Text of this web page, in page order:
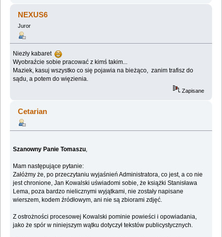
NEXUS6
Juror
Niezły kabaret
Wyobraźcie sobie pracować z kimś takim...
Maziek, kasuj wszystko co się pojawia na bieżąco, zanim trafisz do
sądu, a potem do więzienia.
Zapisane
Cetarian
Szanowny Panie Tomaszu,
Mam następujące pytanie:
Załóżmy że, po przeczytaniu wyjaśnień Administratora, co jest, a co nie
jest chronione, Jan Kowalski uświadomi sobie, że książki Stanisława
Lema, poza bardzo nielicznymi wyjątkami, nie zostały napisane
wierszem, kodem źródłowym, ani nie są zbiorami zdjęć.
Z ostrożności procesowej Kowalski pominie powieści i opowiadania,
jako że spór w niniejszym wątku dotyczył tekstów publicystycznych.